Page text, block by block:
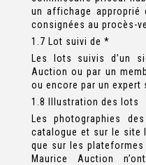
un affichage
consignées au procès-
1.7 Lot suivi de *
Les lots suivis d’un
Auction ou par un
ou encore par un expert
1.8 Illustration des lots
Les photographies
catalogue et sur le site
que sur les
Maurice Auction